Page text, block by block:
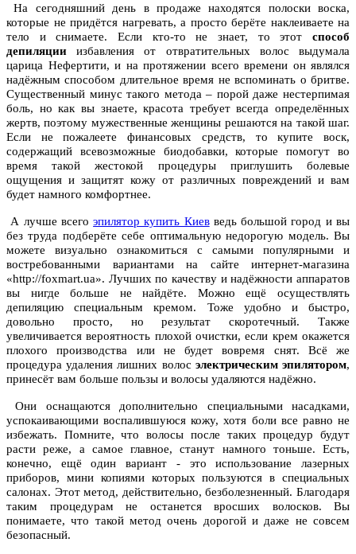
На сегодняшний день в продаже находятся полоски воска,
которые не придётся нагревать, а просто берёте наклеиваете на
тело и снимаете. Если кто-то не знает, то этот способ
депиляции избавления от отвратительных волос выдумала
царица Нефертити, и на протяжении всего времени он являлся
надёжным способом длительное время не вспоминать о бритве.
Существенный минус такого метода – порой даже нестерпимая
боль, но как вы знаете, красота требует всегда определённых
жертв, поэтому мужественные женщины решаются на такой шаг.
Если не пожалеете финансовых средств, то купите воск,
содержащий всевозможные биодобавки, которые помогут во
время такой жестокой процедуры приглушить болевые
ощущения и защитят кожу от различных повреждений и вам
будет намного комфортнее.
А лучше всегоэпилятор купить Киевведь большой город и вы
без труда подберёте себе оптимальную недорогую модель. Вы
можете визуально ознакомиться с самыми популярными и
востребованными вариантами на сайте интернет-магазина
«http://foxmart.ua». Лучших по качеству и надёжности аппаратов
вы нигде больше не найдёте. Можно ещё осуществлять
депиляцию специальным кремом. Тоже удобно и быстро,
довольно просто, но результат скоротечный. Также
увеличивается вероятность плохой очистки, если крем окажется
плохого производства или не будет вовремя снят. Всё же
процедура удаления лишних волос электрическим эпилятором,
принесёт вам больше пользы и волосы удаляются надёжно.
Они оснащаются дополнительно специальными насадками,
успокаивающими воспалившуюся кожу, хотя боли все равно не
избежать. Помните, что волосы после таких процедур будут
расти реже, а самое главное, станут намного тоньше. Есть,
конечно, ещё один вариант - это использование лазерных
приборов, мини копиями которых пользуются в специальных
салонах. Этот метод, действительно, безболезненный. Благодаря
таким процедурам не останется вросших волосков. Вы
понимаете, что такой метод очень дорогой и даже не совсем
безопасный.